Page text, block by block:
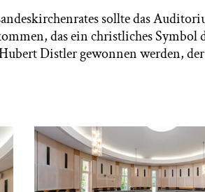
sollte das
das ein christliches Symbol
Distler gewonnen werden,